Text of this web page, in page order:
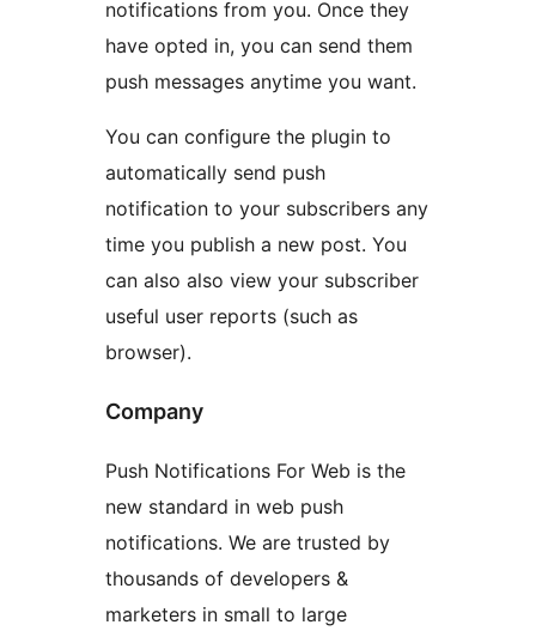
notifications from you. Once they
have opted in, you can send them
push messages anytime you want.
You can configure the plugin to
automatically send push
notification to your subscribers any
time you publish a new post. You
can also also view your subscriber
useful user reports (such as
browser).
Company
Push Notifications For Web is the
new standard in web push
notifications. We are trusted by
thousands of developers &
marketers in small to large